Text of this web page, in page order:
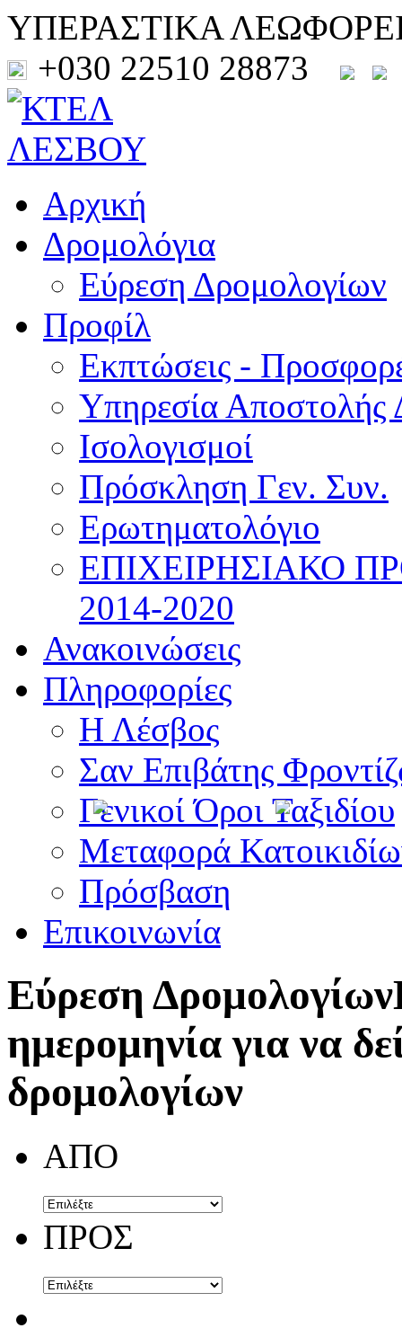
ΥΠΕΡΑΣΤΙΚΑ
+030 22510 28873
Αρχική
Δρομολόγια
Εύρεση Δρομολογίων
Προφίλ
Εκπτώσεις -
Υπηρεσία Αποστολής
Ισολογισμοί
Πρόσκληση Γεν. Συν.
Ερωτηματολόγιο
ΕΠΙΧΕΙΡΗΣΙΑΚΟ
2014-2020
Ανακοινώσεις
Πληροφορίες
Η Λέσβος
Σαν Επιβάτης
Γενικοί Όροι Ταξιδίου
Μεταφορά
Πρόσβαση
Επικοινωνία
Εύρεση Δρομολογίων
ημερομηνία για να
δρομολογίων
ΑΠΟ
ΠΡΟΣ